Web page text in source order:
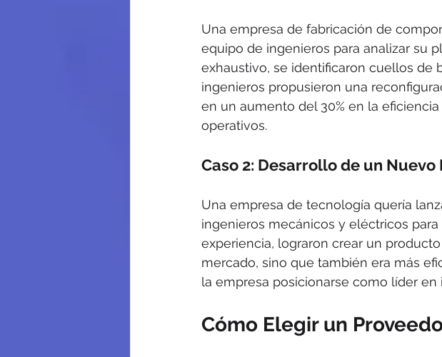
Una empresa de fabricación de
equipo de ingenieros para analizar su
exhaustivo, se identificaron cuellos de
ingenieros propusieron una
en un aumento del 30% en la
operativos.
Caso 2: Desarrollo de un
Una empresa de tecnología quería
ingenieros mecánicos y eléctricos
experiencia, lograron crear un
mercado, sino que también era más
la empresa posicionarse como líder en
Cómo Elegir un